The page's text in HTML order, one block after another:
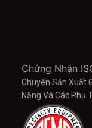
Chứng Nhận
Chuyên Sản Xuất
Nặng Và Các Phụ